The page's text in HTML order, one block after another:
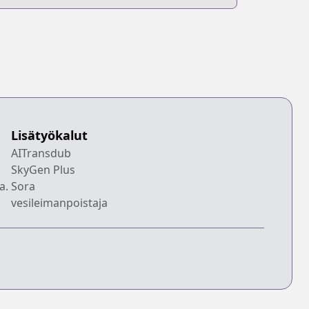
Lisätyökalut
AITransdub
SkyGen Plus
Sora
vesileimanpoistaja